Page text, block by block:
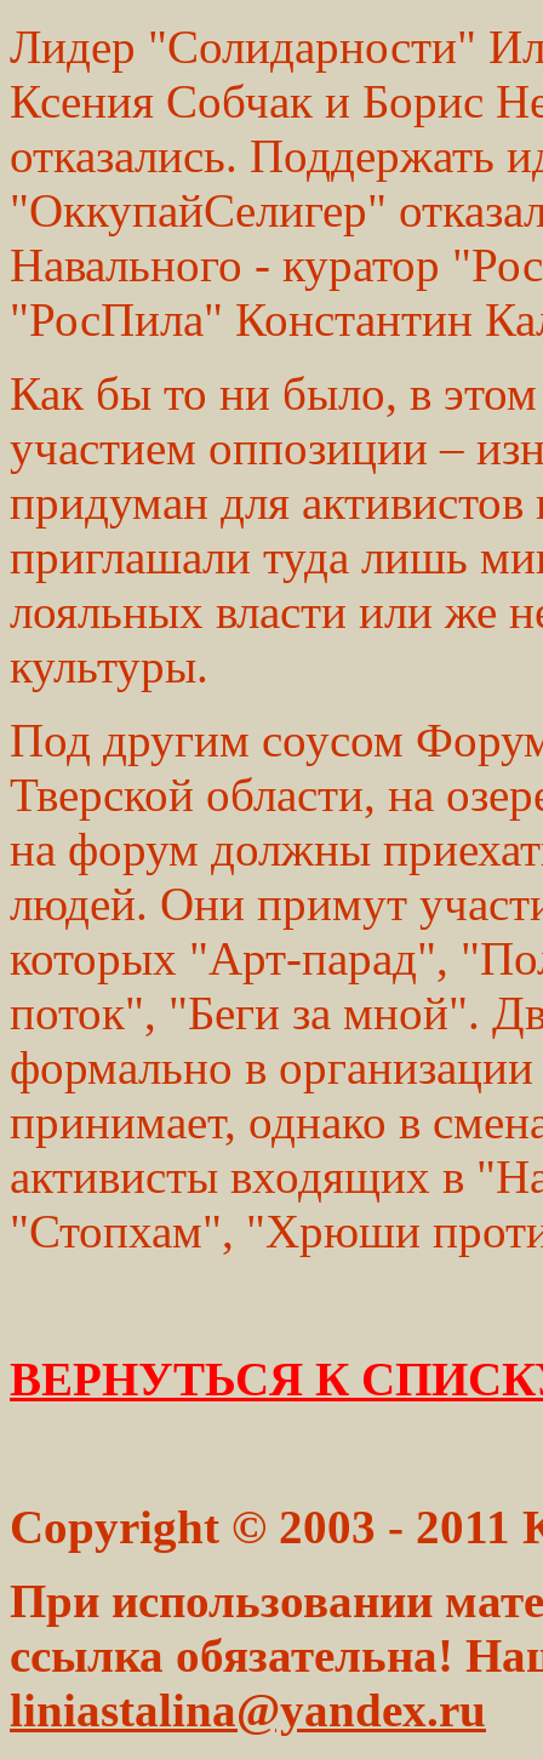
Лидер "Солидарности"
Ксения Собчак и Борис
отказались. Поддержать
"ОккупайСелигер"
Навального - куратор
"РосПила" Константин
Как бы то ни было, в
участием оппозиции –
придуман для
приглашали туда лишь
лояльных власти или же
культуры.
Под другим соусом
Тверской области, на
на форум должны
людей. Они примут
которых "Арт-парад",
поток", "Беги за мной".
формально в
принимает, однако в
активисты входящих в
"Стопхам", "Хрюши
ВЕРНУТЬСЯ К
Copyright © 2003 - 2011
При использовании
ссылка обязательна!
liniastalina@yandex.ru